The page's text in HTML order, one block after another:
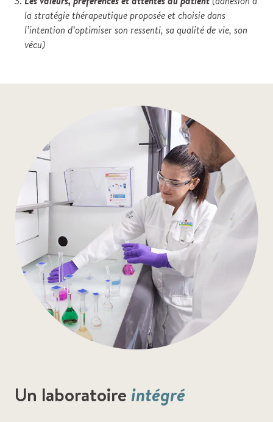
la stratégie thérapeutique proposée et choisie dans
l’intention d’optimiser son ressenti, sa qualité de vie, son
vécu)
Un laboratoire intégré